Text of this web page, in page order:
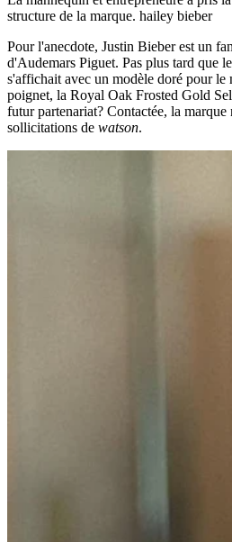
structure de la marque. hailey bieber
Pour l'anecdote, Justin Bieber est un
d'Audemars Piguet. Pas plus tard que
s'affichait avec un modèle doré pour le
poignet, la Royal Oak Frosted Gold
futur partenariat? Contactée, la
sollicitations de watson.